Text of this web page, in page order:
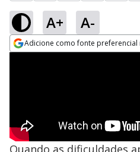
A+ A-
Adicione como fonte preferencial
Quando as dificuldades